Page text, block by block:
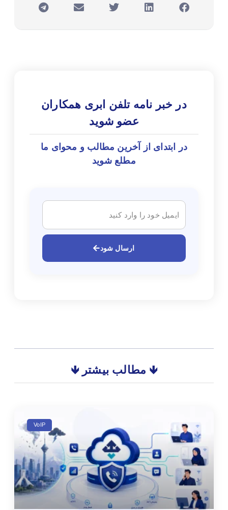
در خبر نامه تلفن ابری همکاران
عضو شوید
در ابتدای از آخرین مطالب و محوای ما
مطلع شوید
ارسال شود
🡻 مطالب بیشتر 🡻
VoIP